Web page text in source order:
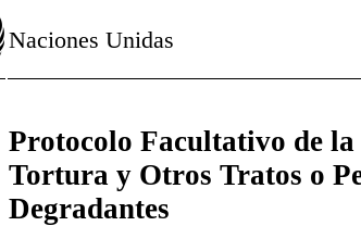
Naciones Unidas
Protocolo Facultativo de
Tortura y Otros Tratos o
Degradantes